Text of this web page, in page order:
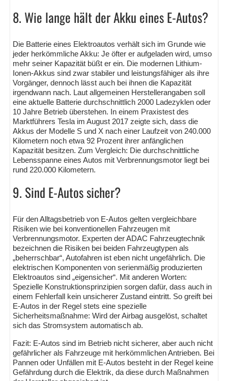
8. Wie lange hält der Akku eines E-Autos?
Die Batterie eines Elektroautos verhält sich im Grunde wie
jeder herkömmliche Akku: Je öfter er aufgeladen wird, umso
mehr seiner Kapazität büßt er ein. Die modernen Lithium-
Ionen-Akkus sind zwar stabiler und leistungsfähiger als ihre
Vorgänger, dennoch lässt auch bei ihnen die Kapazität
irgendwann nach. Laut allgemeinen Herstellerangaben soll
eine aktuelle Batterie durchschnittlich 2000 Ladezyklen oder
10 Jahre Betrieb überstehen. In einem Praxistest des
Marktführers Tesla im August 2017 zeigte sich, dass die
Akkus der Modelle S und X nach einer Laufzeit von 240.000
Kilometern noch etwa 92 Prozent ihrer anfänglichen
Kapazität besitzen. Zum Vergleich: Die durchschnittliche
Lebensspanne eines Autos mit Verbrennungsmotor liegt bei
rund 220.000 Kilometern.
9. Sind E-Autos sicher?
Für den Alltagsbetrieb von E-Autos gelten vergleichbare
Risiken wie bei konventionellen Fahrzeugen mit
Verbrennungsmotor. Experten der ADAC Fahrzeugtechnik
bezeichnen die Risiken bei beiden Fahrzeugtypen als
„beherrschbar“, Autofahren ist eben nicht ungefährlich. Die
elektrischen Komponenten von serienmäßig produzierten
Elektroautos sind „eigensicher“. Mit anderen Worten:
Spezielle Konstruktionsprinzipien sorgen dafür, dass auch in
einem Fehlerfall kein unsicherer Zustand eintritt. So greift bei
E-Autos in der Regel stets eine spezielle
Sicherheitsmaßnahme: Wird der Airbag ausgelöst, schaltet
sich das Stromsystem automatisch ab.
Fazit: E-Autos sind im Betrieb nicht sicherer, aber auch nicht
gefährlicher als Fahrzeuge mit herkömmlichen Antrieben. Bei
Pannen oder Unfällen mit E-Autos besteht in der Regel keine
Gefährdung durch die Elektrik, da diese durch Maßnahmen